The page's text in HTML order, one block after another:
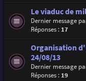
Le viaduc de
Dernier message
Réponses : 17
Organisation
24/08/13
Dernier message
Réponses : 19